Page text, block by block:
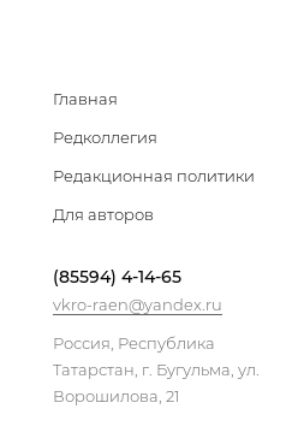
Главная
Редколлегия
Редакционная политики
Для авторов
(85594) 4-14-65
vkro-raen@yandex.ru
Россия, Республика
Татарстан, г. Бугульма, ул.
Ворошилова, 21